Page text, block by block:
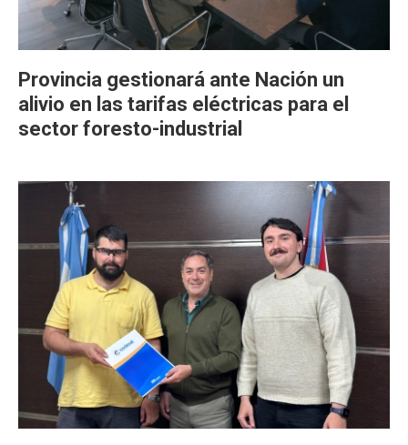
Provincia gestionará ante Nación un
alivio en las tarifas eléctricas para el
sector foresto-industrial